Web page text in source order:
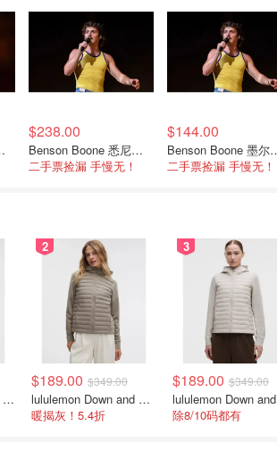
月31日
$238.00
Benson Boone 悉尼演唱会 11月18日
二手票捡漏 手慢无！
$144.00
Benson
二手票捡漏 手慢无！
lululemon Cross Chill 女士运动外套
2
$189.00 $349.00
lululemon Down and Around 羽绒夹克
暖揭灰！5.4折
3
$189.00 $349.00
除8/10码都有